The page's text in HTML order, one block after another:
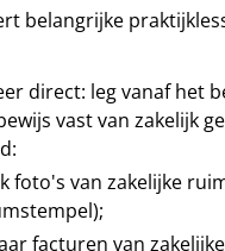
belangrijke
direct: leg vanaf het
vast van zakelijk
foto's van zakelijke
facturen van